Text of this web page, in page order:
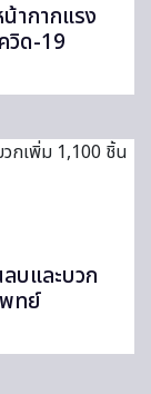
ากากแรง
วิด-19
บและบวก
ทย์